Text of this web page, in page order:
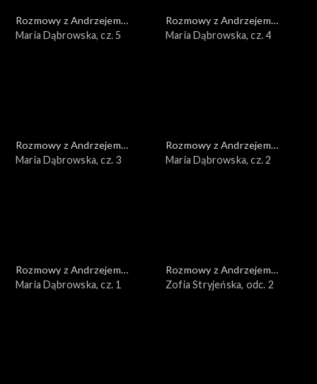
Rozmowy z Andrzejem
Doboszem
Maria Dąbrowska, cz. 5
Rozmowy z Andrzejem
Doboszem
Maria Dąbrowska, cz. 4
Rozmowy z Andrzejem
Doboszem
Maria Dąbrowska, cz. 3
Rozmowy z Andrzejem
Doboszem
Maria Dąbrowska, cz. 2
Rozmowy z Andrzejem
Doboszem
Maria Dąbrowska, cz. 1
Rozmowy z Andrzejem
Doboszem
Zofia Stryjeńska, odc. 2